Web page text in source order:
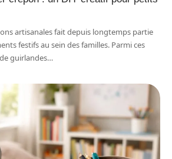
artisanales fait depuis longtemps partie
festifs au sein des familles. Parmi ces
guirlandes…